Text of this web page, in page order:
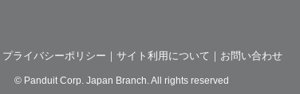
プライバシーポリシー サイト利用について お問い合わせ
© Panduit Corp. Japan Branch. All rights reserved